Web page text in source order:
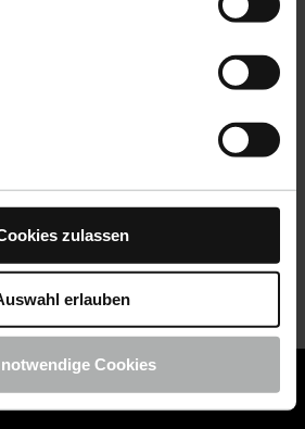
zulassen
erlauben
Cookies
jetzt Teil von KochChemie -
Produkte shoppen